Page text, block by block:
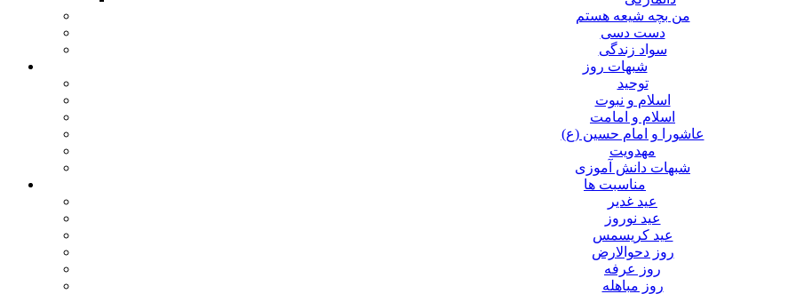
من بچه شیعه هستم
دست دسی
سواد زندگی
شبهات روز
توحید
اسلام و نبوت
اسلام و امامت
عاشورا و امام حسین (ع)
مهدویت
شبهات دانش آموزی
مناسبت ها
عید غدير
عید نوروز
عید کریسمس
روز دحوالارض
روز عرفه
روز مباهله